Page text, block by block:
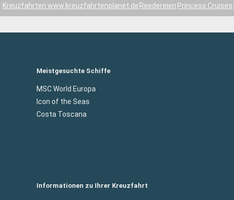
Kreuzfahrten www.kreuzfahrtenplanet.de Reedereien Princess Cruises
Meistgesuchte Schiffe
MSC World Europa
Icon of the Seas
Costa Toscana
Informationen zu Ihrer Kreuzfahrt